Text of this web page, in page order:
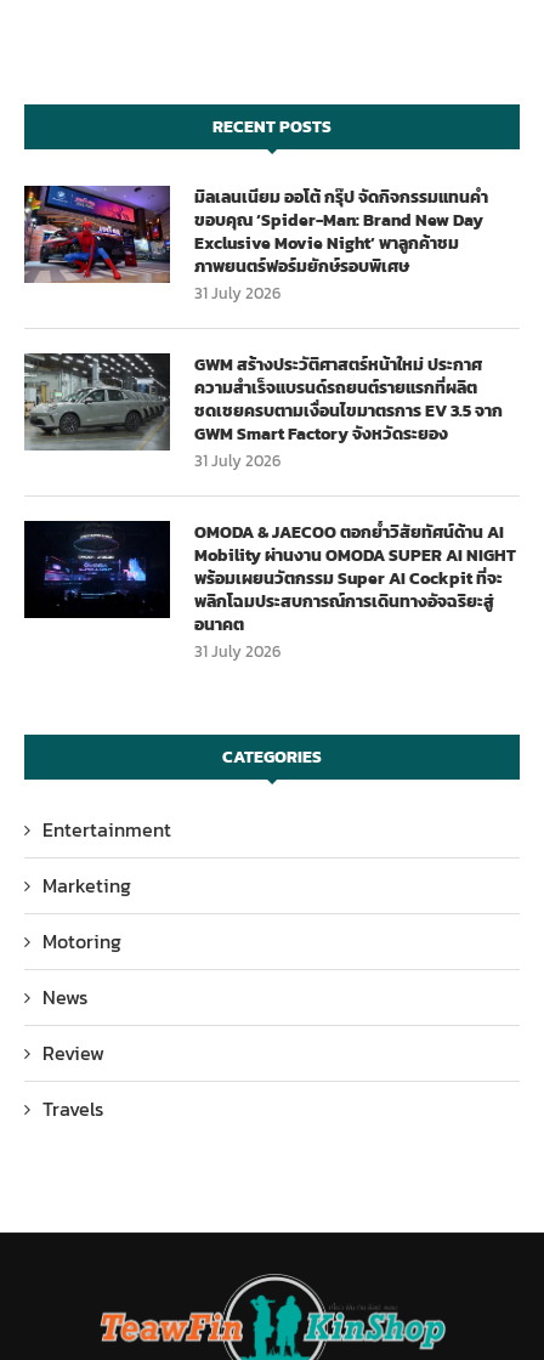
RECENT POSTS
มิลเลนเนียม ออโต้ กรุ๊ป จัดกิจกรรมแทนคำ
ขอบคุณ ‘Spider-Man: Brand New Day
Exclusive Movie Night’ พาลูกค้าชม
ภาพยนตร์ฟอร์มยักษ์รอบพิเศษ
31 July 2026
GWM สร้างประวัติศาสตร์หน้าใหม่ ประกาศ
ความสำเร็จแบรนด์รถยนต์รายแรกที่ผลิต
ชดเชยครบตามเงื่อนไขมาตรการ EV 3.5 จาก
GWM Smart Factory จังหวัดระยอง
31 July 2026
OMODA & JAECOO ตอกย้ำวิสัยทัศน์ด้าน AI
Mobility ผ่านงาน OMODA SUPER AI NIGHT
พร้อมเผยนวัตกรรม Super AI Cockpit ที่จะ
พลิกโฉมประสบการณ์การเดินทางอัจฉริยะสู่
อนาคต
31 July 2026
CATEGORIES
Entertainment
Marketing
Motoring
News
Review
Travels